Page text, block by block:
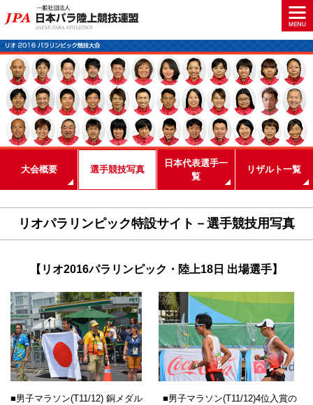
大会概要 選手競技写真
日本代表選手一
覧
リザルト一覧
リオパラリンピック特設サイト－選手競技用写真
【リオ2016パラリンピック・陸上18日 出場選手】
■男子マラソン(T11/12) 銅メダル
■男子マラソン(T11/12)4位入賞の